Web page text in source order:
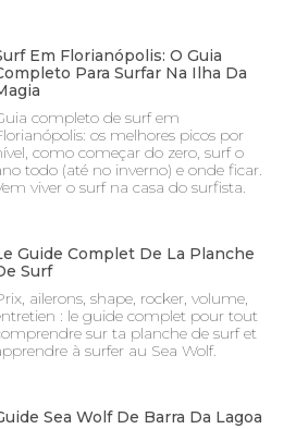
Em Florianópolis: O Guia
Para Surfar Na Ilha Da
completo de surf em
os melhores picos por
como começar do zero, surf o
todo (até no inverno) e onde ficar.
viver o surf na casa do surfista.
Guide Complet De La Planche
Surf
ailerons, shape, rocker, volume,
: le guide complet pour tout
sur ta planche de surf et
à surfer au Sea Wolf.
Sea Wolf De Barra Da Lagoa